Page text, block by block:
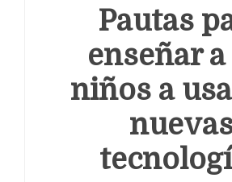
Pautas
enseñar
niños a